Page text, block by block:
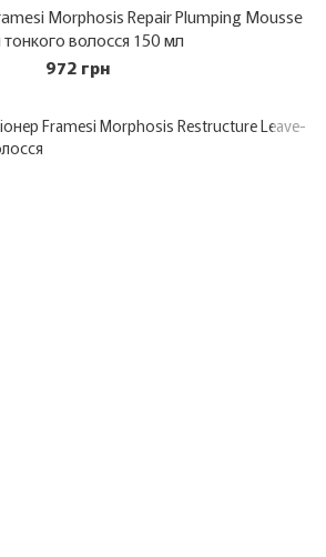
Morphosis Repair Plumping Mousse
тонкого волосся 150 мл
972 грн